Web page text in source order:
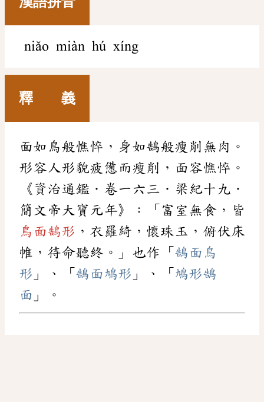
niǎo miàn hú xíng
釋 義
面如鳥般憔悴，身如鵠般瘦削無肉。
形容人形貌疲憊而瘦削，面容憔悴。
《資治通鑑．卷一六三．梁紀十九．
簡文帝大寶元年》：「富室無食，皆
鳥面鵠形 ，衣羅綺，懷珠玉，俯伏床
帷，待命聽終。」也作「 鵠面鳥
形 」、「 鵠面鳩形 」、「 鳩形鵠
面 」。